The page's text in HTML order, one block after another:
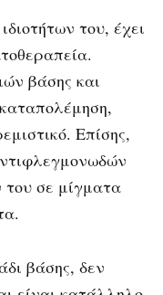
του, έχει
βάσης και
Επίσης,
του σε μίγματα
βάσης, δεν